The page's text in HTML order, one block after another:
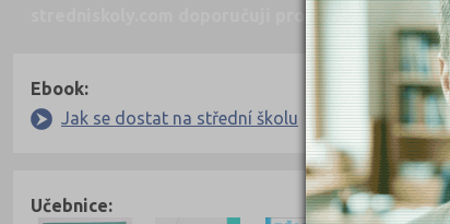
stredniskoly.com doporučují pro přípravuNahoru
Ebook:
Jak se dostat na střední školu
Učebnice: